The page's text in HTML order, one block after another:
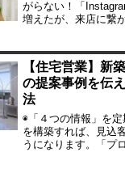
がらない！「
増えたが、来店に繋
『心が動く！Web集
記の問題を解決しま
【住宅営業】新
の提案事例を伝
法
◉「４つの情報」を
を構築すれば、見込
うになります。「プ